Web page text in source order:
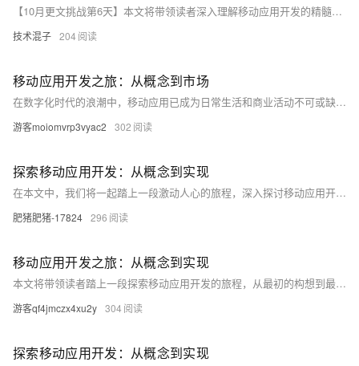
【10月更文挑战第6天】本文将带领读者深入理解移动应用开发的精髓，从构思一个想法到将其转化为现实中可用的应用。我们将探讨移动操作系统的多样性、开发工具的选择、以及如何通过编码示例来构建一个简单的移动应用。文章的目的是为那些渴望进入移动应用领域的初学者提供一盏明灯，同时也为有经验的开发者提供一些新的思考角度。
技术混子 204
移动应用开发之旅：从概念到市场
在数字化时代的浪潮中，移动应用已成为日常生活和商业活动不可或缺的一部分。本文将引导读者穿越移动应用开发的迷宫，从最初的灵感迸发到最终的产品发布。我们将探索移动操作系统的多样性，理解不同平台的独特需求，并深入剖析开发过程中的关键步骤。你将学习如何将一个简单想法转化为现实，包括市场调研、设计原则、编码实践、测试策略以及上线后的推广和维护。加入我们，启航你的移动应用开发之旅，让你的梦想在用户的手掌中闪耀。
游客moiomvrp3vyac2 302
探索移动应用开发：从概念到实现
在本文中，我们将一起踏上一段激动人心的旅程，深入探讨移动应用开发的各个方面。我们将从基础概念入手，逐步深入到具体的开发实践，最终通过一个实际案例来展示如何将理论知识转化为可触摸的成果。无论你是初学者还是有一定经验的开发者，这篇文章都将为你提供宝贵的见解和实用的技巧。
肥猪肥猪-17824 296
移动应用开发之旅：从概念到实现
本文将带领读者踏上一段探索移动应用开发的旅程，从最初的构想到最终的实现。我们将深入探讨移动应用的设计原则、开发工具的选择、操作系统的差异性以及如何优化用户体验。通过实际案例分析，我们将揭示如何将一个简单想法转化为数百万用户的日常伴侣。无论你是初学者还是有经验的开发者，这篇文章都将为你提供宝贵的见解和实用的技巧。
游客qf4jmczx4xu2y 304
探索移动应用开发：从概念到实现